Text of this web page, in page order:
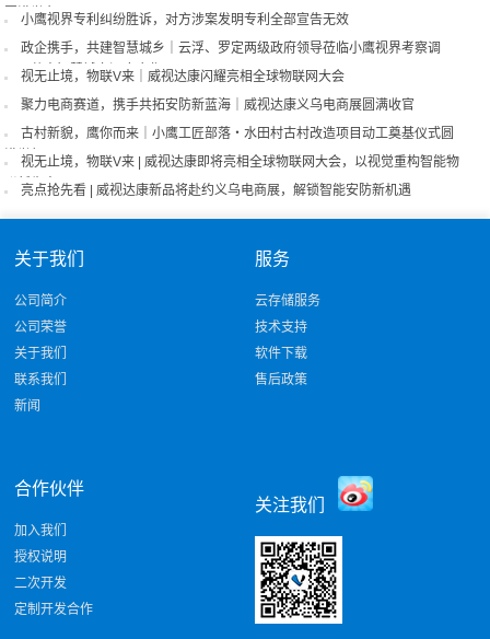
圆满举办
小鹰视界专利纠纷胜诉，对方涉案发明专利全部宣告无效
政企携手，共建智慧城乡｜云浮、罗定两级政府领导莅临小鹰视界考察调
研，共商智慧城市深度合作
视无止境，物联V来｜威视达康闪耀亮相全球物联网大会
聚力电商赛道，携手共拓安防新蓝海｜威视达康义乌电商展圆满收官
古村新貌，鹰你而来｜小鹰工匠部落・水田村古村改造项目动工奠基仪式圆
满举行
视无止境，物联V来 | 威视达康即将亮相全球物联网大会，以视觉重构智能物
联新生态！
亮点抢先看 | 威视达康新品将赴约义乌电商展，解锁智能安防新机遇
关于我们
公司简介
公司荣誉
关于我们
联系我们
新闻
服务
云存储服务
技术支持
软件下载
售后政策
合作伙伴
加入我们
授权说明
二次开发
定制开发合作
关注我们